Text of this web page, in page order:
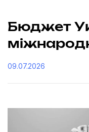
Бюджет
09.07.2026